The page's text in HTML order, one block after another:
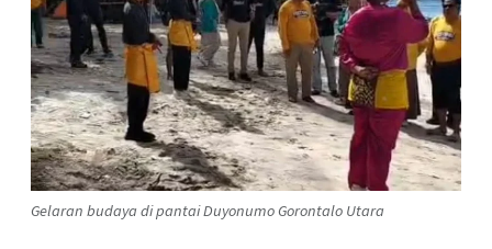
Gelaran budaya di pantai Duyonumo Gorontalo Utara